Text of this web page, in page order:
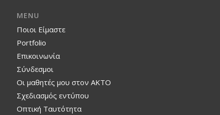
MENU
Ποιοι Είμαστε
Portfolio
Επικοινωνία
Σύνδεσμοι
Οι μαθητές μου στον ΑΚΤΟ
Σχεδιασμός εντύπου
Οπτική Ταυτότητα